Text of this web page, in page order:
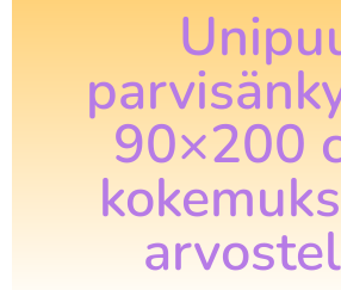
90×200